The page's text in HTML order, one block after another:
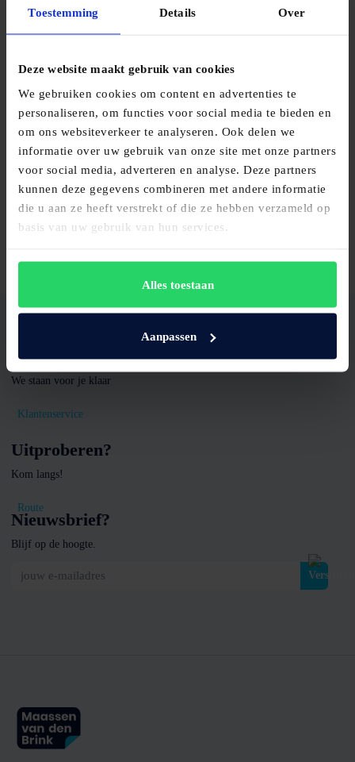
Toestemming Details Over
Deze website maakt gebruik van cookies
We gebruiken cookies om content en advertenties te
personaliseren, om functies voor social media te bieden en
om ons websiteverkeer te analyseren. Ook delen we
informatie over uw gebruik van onze site met onze partners
voor social media, adverteren en analyse. Deze partners
kunnen deze gegevens combineren met andere informatie
die u aan ze heeft verstrekt of die ze hebben verzameld op
basis van uw gebruik van hun services.
Alles toestaan
Aanpassen
Volg de wasvoorschriften van de fabrikant.
Gebruik eventueel een extra kussenbeschermer tegen vocht en vuil.
Tijd voor een nieuw hoofdkussen?
Merk je dat je kussen niet meer comfortabel ligt of dat je regelmatig
wakker wordt met nek- of schouderklachten? Dan is het verstandig om
een nieuw hoofdkussen te overwegen. Een passend hoofdkussen
ondersteunt je lichaam beter en draagt bij aan een ontspannen nachtrust.
Bij Maassen van den Brink helpen we je graag bij het vinden van een
hoofdkussen dat aansluit bij jouw slaaphouding en persoonlijke
voorkeuren. Zo geniet je iedere nacht van optimaal comfort en
ondersteuning.
Heb je vragen?
We staan voor je klaar
Klantenservice
Uitproberen?
Kom langs!
Route
Nieuwsbrief?
Blijf op de hoogte.
jouw e-mailadres